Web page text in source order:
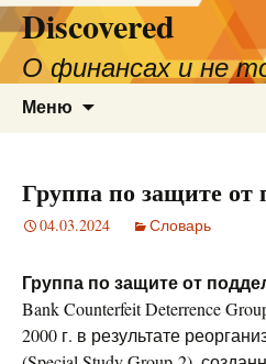
Discovered
О финансах и не
Меню
Группа по защите
04.03.2024 Словарь
Группа по защите от
Bank Counterfeit Deterrence
2000 г. в результате